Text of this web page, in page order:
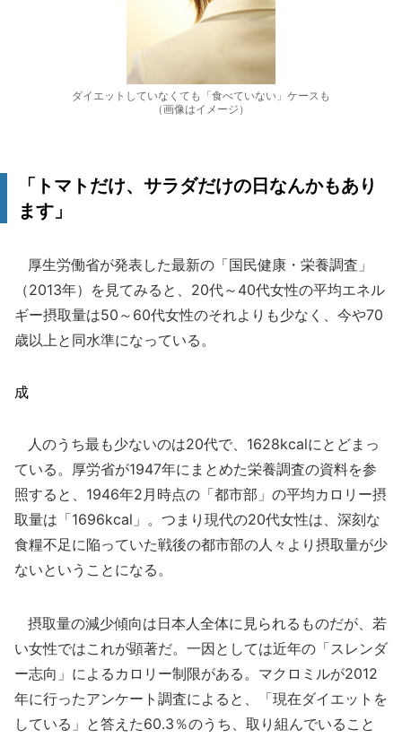
ダイエットしていなくても「食べていない」ケースも
（画像はイメージ）
「トマトだけ、サラダだけの日なんかもあり
ます」
厚生労働省が発表した最新の「国民健康・栄養調査」
（2013年）を見てみると、20代～40代女性の平均エネル
ギー摂取量は50～60代女性のそれよりも少なく、今や70
歳以上と同水準になっている。
成
人のうち最も少ないのは20代で、1628kcalにとどまっ
ている。厚労省が1947年にまとめた栄養調査の資料を参
照すると、1946年2月時点の「都市部」の平均カロリー摂
取量は「1696kcal」。つまり現代の20代女性は、深刻な
食糧不足に陥っていた戦後の都市部の人々より摂取量が少
ないということになる。
摂取量の減少傾向は日本人全体に見られるものだが、若
い女性ではこれが顕著だ。一因としては近年の「スレンダ
ー志向」によるカロリー制限がある。マクロミルが2012
年に行ったアンケート調査によると、「現在ダイエットを
している」と答えた60.3％のうち、取り組んでいること